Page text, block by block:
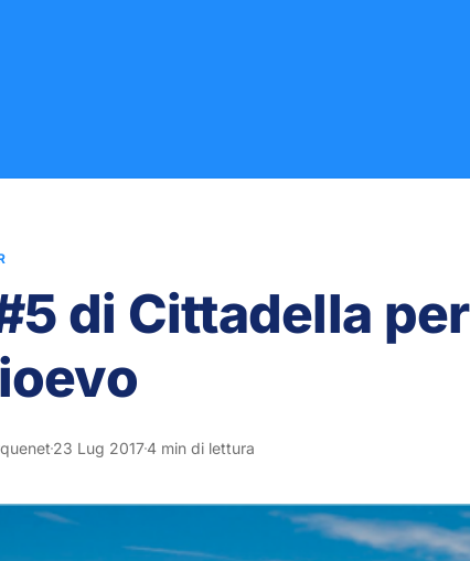
di Cittadella
23 Lug 20174 min di lettura